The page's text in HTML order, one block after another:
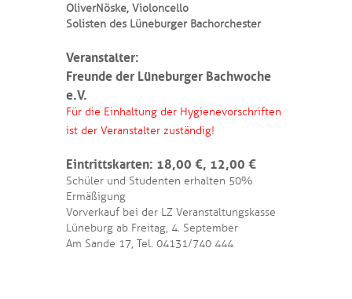
Oliver Nöske, Violoncello
Solisten des Lüneburger Bachorchester
Veranstalter:
Freunde der Lüneburger Bachwoche
e.V.
Für die Einhaltung der Hygienevorschriften
ist der Veranstalter zuständig!
Eintrittskarten: 18,00 €, 12,00 €
Schüler und Studenten erhalten 50%
Ermäßigung
Vorverkauf bei der LZ Veranstaltungskasse
Lüneburg ab Freitag, 4. September
Am Sande 17, Tel. 04131/740 444